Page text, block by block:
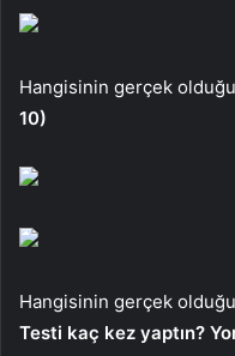
Hangisinin gerçek
10)
Hangisinin gerçek
Testi kaç kez yaptın?